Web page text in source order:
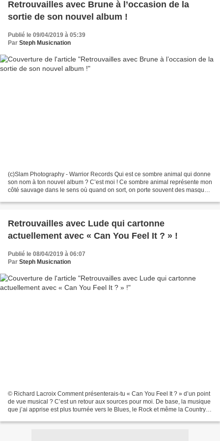
Retrouvailles avec Brune à l’occasion de la
sortie de son nouvel album !
Publié le 09/04/2019 à 05:39
Par Steph Musicnation
(c)Slam Photography - Warrior Records Qui est ce sombre animal qui donne
son nom à ton nouvel album ? C’est moi ! Ce sombre animal représente mon
côté sauvage dans le sens où quand on sort, on porte souvent des masques
Retrouvailles avec Lude qui cartonne
actuellement avec « Can You Feel It ? » !
Publié le 08/04/2019 à 06:07
Par Steph Musicnation
© Richard Lacroix Comment présenterais-tu « Can You Feel It ? » d’un point
de vue musical ? C’est un retour aux sources pour moi. De base, la musique
que j’ai apprise est plus tournée vers le Blues, le Rock et même la Country. «